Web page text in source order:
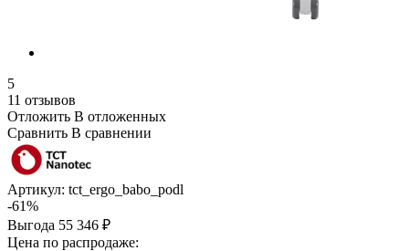
5
11 отзывов
Отложить В отложенных
Сравнить В сравнении
Артикул: tct_ergo_babo_podl
-61%
Выгода 55 346 ₽
Цена по распродаже: